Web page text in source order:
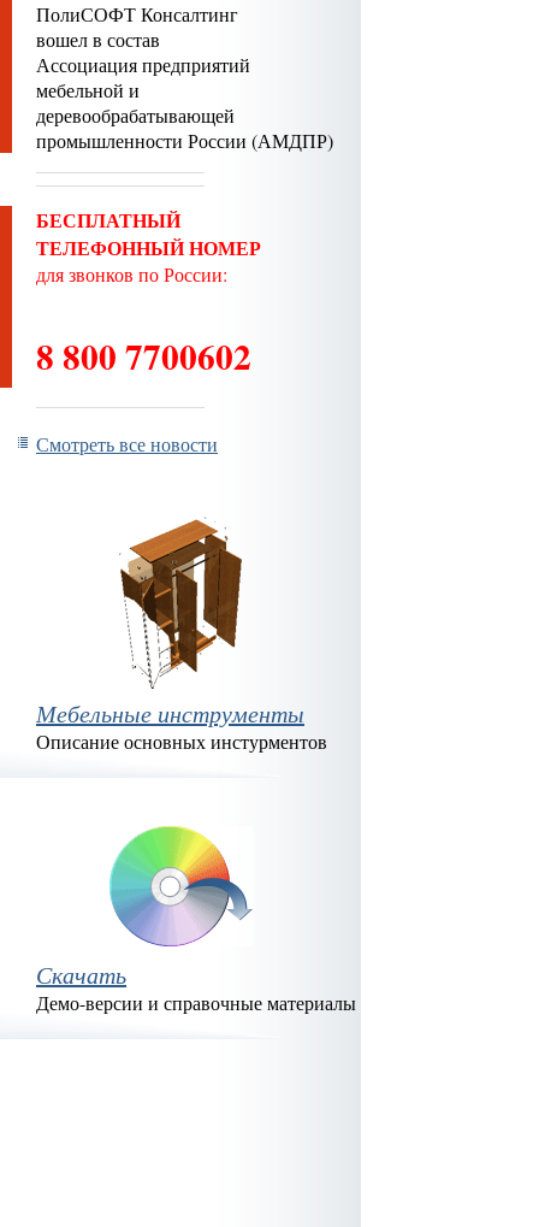
ПолиСОФТ Консалтинг
вошел в состав
Ассоциация предприятий
мебельной и
деревообрабатывающей
промышленности России (АМДПР)
БЕСПЛАТНЫЙ
ТЕЛЕФОННЫЙ НОМЕР
для звонков по России:
8 800 7700602
Смотреть все новости
Мебельные инструменты
Описание основных инстурментов
Скачать
Демо-версии и справочные материалы